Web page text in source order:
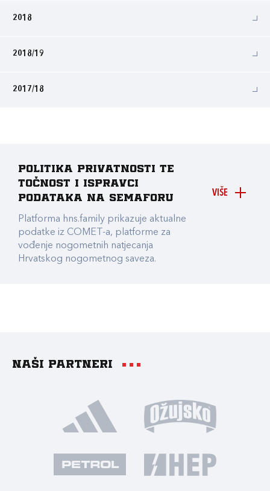
2018
2018/19
2017/18
VIŠE
Politika privatnosti te
točnost i ispravci
podataka na Semaforu
Platforma hns.family prikazuje aktualne
podatke iz COMET-a, platforme za
vođenje nogometnih natjecanja
Hrvatskog nogometnog saveza.
Naši partneri